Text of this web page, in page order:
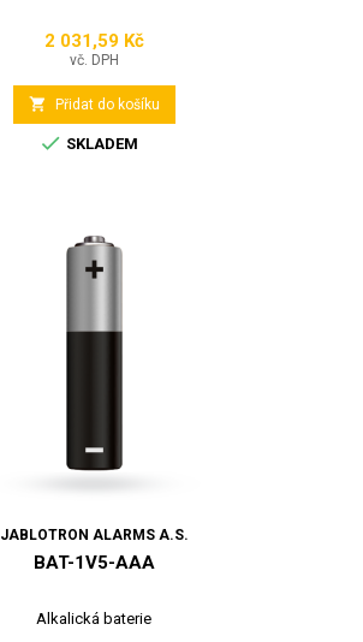
Cena
2 031,59 Kč
vč. DPH
 Přidat do košíku
 SKLADEM
JABLOTRON ALARMS A.S.
BAT-1V5-AAA
Alkalická baterie